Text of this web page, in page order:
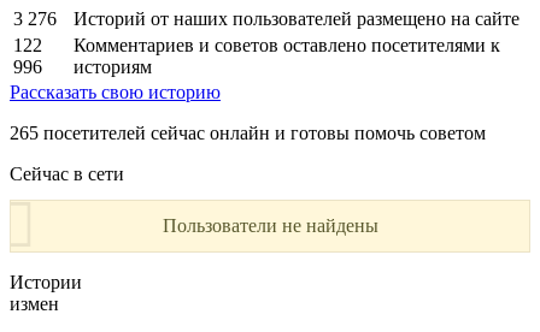
3 276
Историй от наших пользователей размещено на сайте
122
996
Комментариев и советов оставлено посетителями к
историям
Рассказать свою историю
265 посетителей сейчас онлайн и готовы помочь советом
Сейчас в сети
Пользователи не найдены
Истории
измен